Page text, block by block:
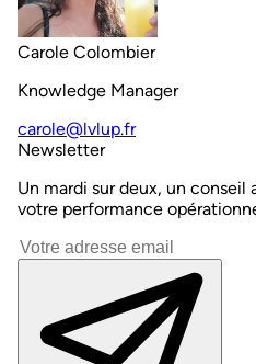
Carole Colombier
Knowledge Manager
carole@lvlup.fr
Newsletter
Un mardi sur deux, un
votre performance